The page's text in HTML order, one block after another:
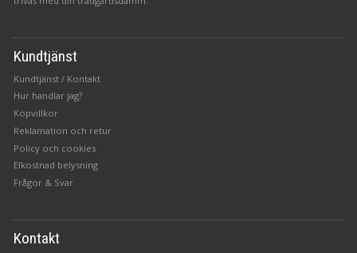
Kundtjänst
Kundtjänst / Kontakt
Hur handlar jag?
Köpvillkor
Reklamation och retur
Policy och cookies
Elkostnad belysning
Frågor & Svar
Kontakt